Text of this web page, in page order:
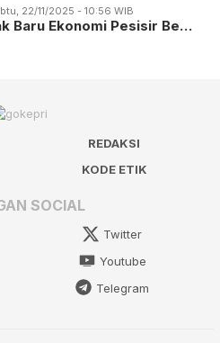
22/11/2025 - 10:56 WIB
Baru Ekonomi Pesisir Be…
REDAKSI
KODE ETIK
SOCIAL
Twitter
Youtube
Telegram